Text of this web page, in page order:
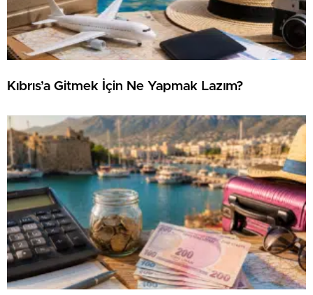
Kıbrıs’a Gitmek İçin Ne Yapmak Lazım?